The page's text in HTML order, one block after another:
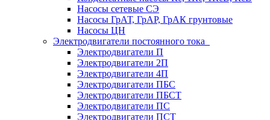
Насосы сетевые СЭ
Насосы ГрАТ, ГрАР, ГрАК грунтовые
Насосы ЦН
Электродвигатели постоянного тока
Электродвигатели П
Электродвигатели 2П
Электродвигатели 4П
Электродвигатели ПБС
Электродвигатели ПБСТ
Электродвигатели ПС
Электродвигатели ПСТ